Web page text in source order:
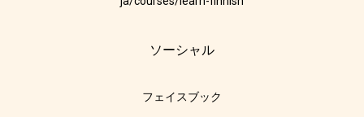
ソーシャル
フェイスブック